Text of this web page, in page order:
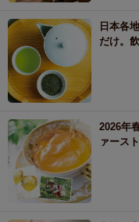
日本各
だけ。
2026年
ァース